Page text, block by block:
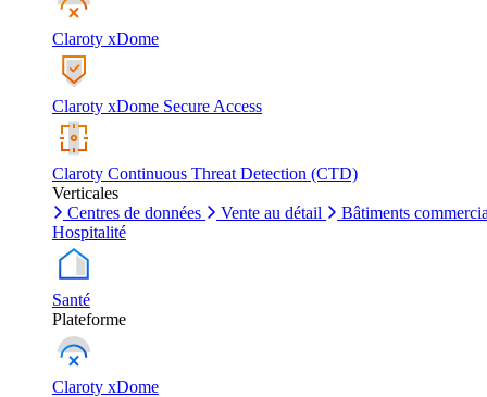
Claroty xDome
Claroty xDome Secure Access
Claroty Continuous Threat Detection (CTD)
Verticales
Centres de données
Vente au détail
Bâtiments
Hospitalité
Santé
Plateforme
Claroty xDome